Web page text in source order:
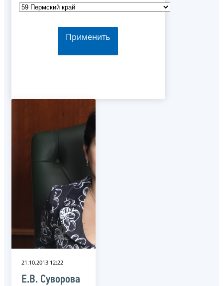
Применить
21.10.2013 12:22
Е.В. Суворова